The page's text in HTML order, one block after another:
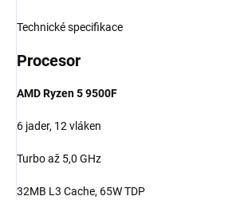
Technické specifikace
Procesor
AMD Ryzen 5 9500F
6 jader, 12 vláken
Turbo až 5,0 GHz
32MB L3 Cache, 65W TDP